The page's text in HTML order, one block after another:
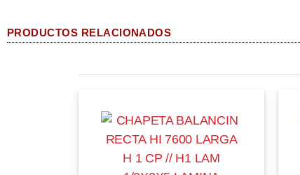
PRODUCTOS RELACIONADOS